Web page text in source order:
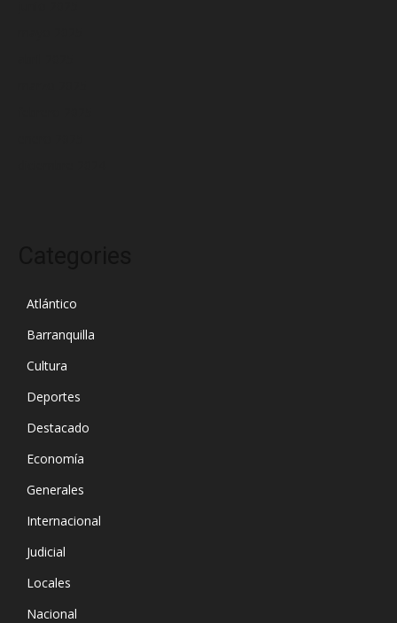
Atlántico
Barranquilla
Cultura
Deportes
Destacado
Economía
Generales
Internacional
Judicial
Locales
Nacional